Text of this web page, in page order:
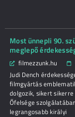
Most ünnepli 90.
meglepő
filmezzunk.hu
Judi Dench
filmgyártás
dolgozik, sikert
Őfelsége
legrangosabb királyi